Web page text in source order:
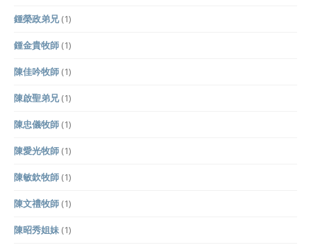
鍾榮政弟兄(1)
鍾金貴牧師 (1)
陳佳吟牧師 (1)
陳啟聖弟兄(1)
陳忠儀牧師 (1)
陳愛光牧師 (1)
陳敏欽牧師 (1)
陳文禮牧師 (1)
陳昭秀姐妹 (1)